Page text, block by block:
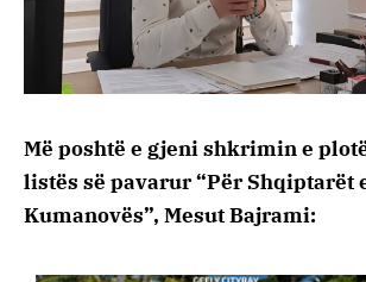
Më poshtë e gjeni shkrimin e
listës së pavarur “Për Shqiptarët
Kumanovës”, Mesut Bajrami: